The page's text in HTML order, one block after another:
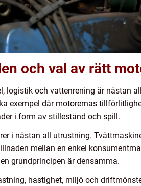
och val av rätt
logistik och vattenrening är nästan
exempel där motorernas
i form av stillestånd och spill.
i nästan all utrustning.
mellan en enkel
grundprincipen är densamma.
hastighet, miljö och